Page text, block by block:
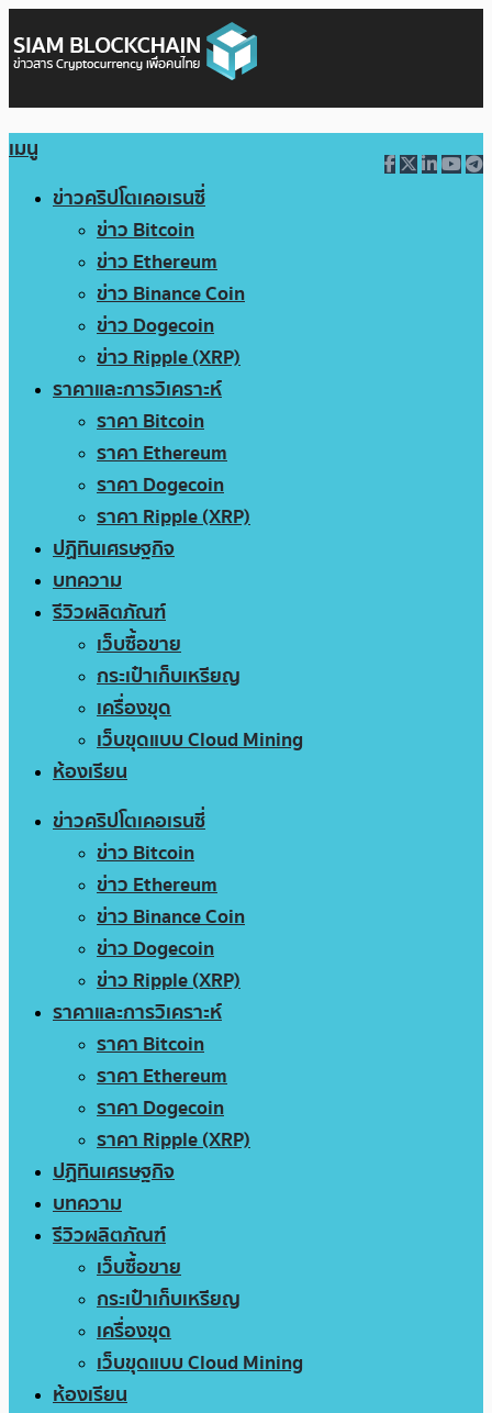
เมนู
ข่าวคริปโตเคอเรนซี่
ข่าว Bitcoin
ข่าว Ethereum
ข่าว Binance Coin
ข่าว Dogecoin
ข่าว Ripple (XRP)
ราคาและการวิเคราะห์
ราคา Bitcoin
ราคา Ethereum
ราคา Dogecoin
ราคา Ripple (XRP)
ปฏิทินเศรษฐกิจ
บทความ
รีวิวผลิตภัณฑ์
เว็บซื้อขาย
กระเป๋าเก็บเหรียญ
เครื่องขุด
เว็บขุดแบบ Cloud Mining
ห้องเรียน
ข่าวคริปโตเคอเรนซี่
ข่าว Bitcoin
ข่าว Ethereum
ข่าว Binance Coin
ข่าว Dogecoin
ข่าว Ripple (XRP)
ราคาและการวิเคราะห์
ราคา Bitcoin
ราคา Ethereum
ราคา Dogecoin
ราคา Ripple (XRP)
ปฏิทินเศรษฐกิจ
บทความ
รีวิวผลิตภัณฑ์
เว็บซื้อขาย
กระเป๋าเก็บเหรียญ
เครื่องขุด
เว็บขุดแบบ Cloud Mining
ห้องเรียน